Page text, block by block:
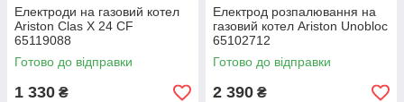
Електроди на газовий котел
Ariston Clas X 24 CF
65119088
Готово до відправки
1 330 ₴
Електрод розпалювання на
газовий котел Ariston Unobloc
65102712
Готово до відправки
2 390 ₴